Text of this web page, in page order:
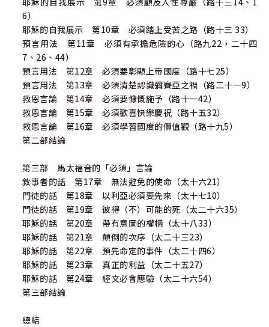
6）
耶穌的自我展示 第10章 必須踏上受苦之路（路十三 33）
預言用法 第11章 必須有承擔危險的心（路九22，二十四
7、26、44）
預言用法 第12章 必須要彰顯上帝國度（路十七25）
預言用法 第13章 必須清楚認識彌賽亞之禍（路二十一9）
救恩言論 第14章 必須要慷慨施予（路十一42）
救恩言論 第15章 必須歡喜快樂慶祝（路十五32）
救恩言論 第16章 必須學習國度的價值觀（路十九5）
第二部結論
第三部 馬太福音的「必須」言論
敘事者的話 第17章 無法避免的使命（太十六21）
門徒的話 第18章 以利亞必須要先來（太十七10）
門徒的話 第19章 彼得（不）可能的死（太二十六35）
耶穌的話 第20章 帶有意圖的權柄（太十八33）
耶穌的話 第21章 顛倒的次序（太二十三23）
耶穌的話 第22章 預先命定的事件（太二十四6）
耶穌的話 第23章 真正的利益（太二十五27）
耶穌的話 第24章 經文必會應驗（太二十六54）
第三部結論
總結